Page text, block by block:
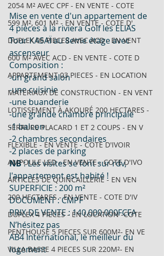
2054 M² AVEC CPF - EN VENTE - COTE
599 M², 601 M² - EN VENTE - COTE D'
DUPLEX 06 PIECES AVEC ACD - EN VENT
600 M² AVEC ACD - EN VENTE - COTE D
APPARTEMENT 03 PIECES - EN LOCATION
MATERIAUX DE CONSTRUCTION - EN VENT
LOTISSEMENT À AKOURÉ 200 HECTARES -
SERRURE PLACARD 1 ET 2 COUPS - EN V
FLEXIBLE - EN VENTE - COTE D'IVOIR
AMPOULE LED - EN VENTE - COTE D'IVO
ARTICLES DE QUINCAILLERIE - EN VEN
200 HECTARES - EN VENTE - COTE D'IV
DUPLEX 4 PIECES - EN LOCATION -COTE
PENTHOUSE 5 PIECES SUR 600M²- EN VE
VILLA BASSE 4 PIECES SUR 220M²- EN
Mise en vente d'un appartement de
4 pièces à la riviera Golf les ELIAS
Tour KASAÏ au 8eme étage avec
ascenseur
Composition :
-un grand salon
-une cuisinie
-une buanderie
-une grande chambre principale
-1 balcon
-2 chambres secondaires
-2 places de parking
NB : Les visites se font sur rdv,
l'appartement est habité !
SUPERFICIE : 200 m²
DOCUMENT : CMPF
PRIX DE VENTE : 140.000.000FCFA
N’hésitez pas
AB4 International, le meilleur du
logement